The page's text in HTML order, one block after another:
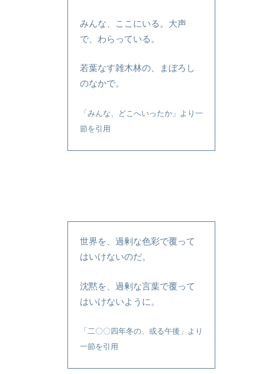
みんな、ここにいる。大声
で、わらっている。
若葉なす雑木林の、まぼろし
のなかで。
「みんな、どこへいったか」より一
節を引用
世界を、過剰な色彩で覆って
はいけないのだ。
沈黙を、過剰な言葉で覆って
はいけないように。
「二〇〇四年冬の、或る午後」より
一節を引用